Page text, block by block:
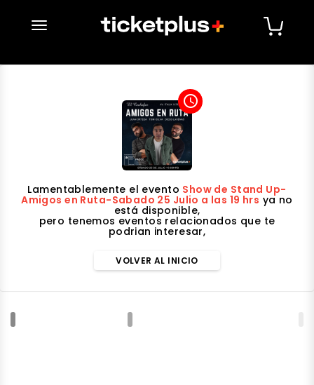
desplegar navegación
access_time
Lamentablemente el evento Show de Stand Up-
Amigos en Ruta-Sabado 25 Julio a las 19 hrs ya no
está disponible,
pero tenemos eventos relacionados que te
podrian interesar,
VOLVER AL INICIO